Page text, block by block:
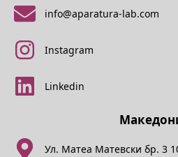
info@aparatura-lab.com
Instagram
Linkedin
Ул. Матеа Матевски бр. 3